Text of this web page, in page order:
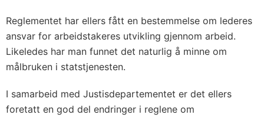
Reglementet har ellers fått en bestemmelse om lederes
ansvar for arbeidstakeres utvikling gjennom arbeid.
Likeledes har man funnet det naturlig å minne om
målbruken i statstjenesten.
I samarbeid med Justisdepartementet er det ellers
foretatt en god del endringer i reglene om